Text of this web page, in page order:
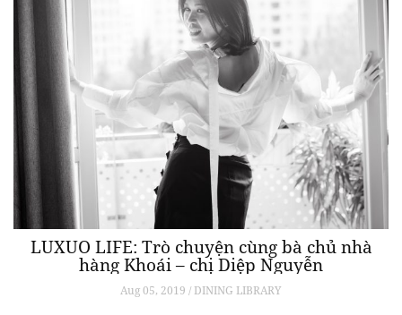
LUXUO LIFE: Trò chuyện cùng bà chủ nhà
hàng Khoái – chị Diệp Nguyễn
Aug 05, 2019 / DINING LIBRARY